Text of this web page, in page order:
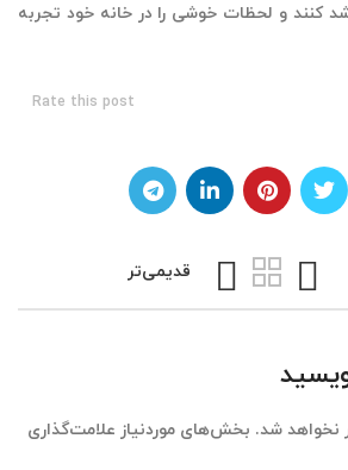
کنند و لحظات خوشی را در خانه خود تجربه
Rate this post
قدیمی‌تر
نخواهد شد. بخش‌های موردنیاز علامت‌گذاری